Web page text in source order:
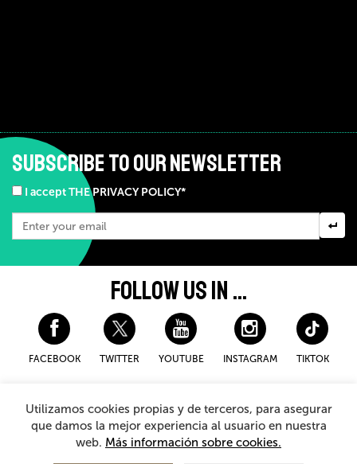
SUBSCRIBE TO OUR NEWSLETTER
I accept THE PRIVACY POLICY*
FOLLOW US IN ...
FACEBOOK TWITTER YOUTUBE INSTAGRAM TIKTOK
Disclaimer and privacy policy
Cookies Policy
General Terms and Conditions for purchasing
Utilizamos cookies propias y de terceros, para asegurar
que damos la mejor experiencia al usuario en nuestra
web. Más información sobre cookies.